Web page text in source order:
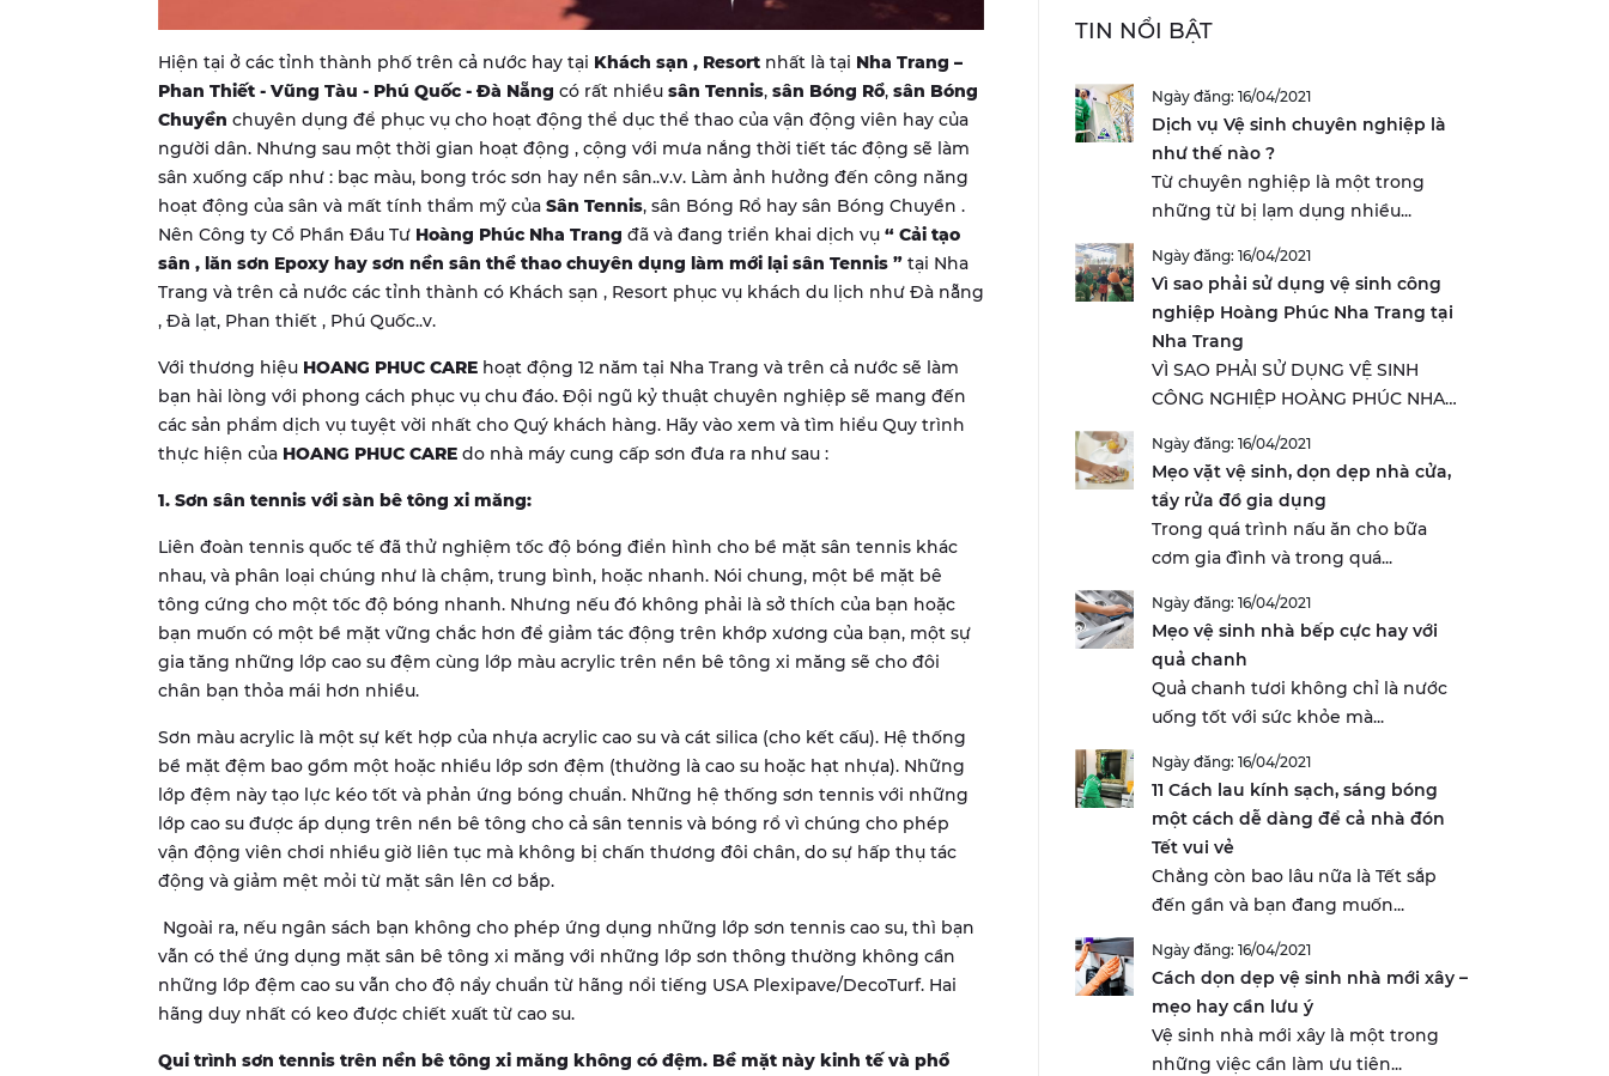
Hiện tại ở các tỉnh thành phố trên cả nước hay tại Khách sạn , Resort nhất là tại Nha Trang –
Phan Thiết - Vũng Tàu - Phú Quốc - Đà Nẵng có rất nhiều sân Tennis, sân Bóng Rổ, sân Bóng
Chuyền chuyên dụng để phục vụ cho hoạt động thể dục thể thao của vận động viên hay của
người dân. Nhưng sau một thời gian hoạt động , cộng với mưa nắng thời tiết tác động sẽ làm
sân xuống cấp như : bạc màu, bong tróc sơn hay nền sân..v.v. Làm ảnh hưởng đến công năng
hoạt động của sân và mất tính thẩm mỹ của Sân Tennis, sân Bóng Rổ hay sân Bóng Chuyền .
Nên Công ty Cổ Phần Đầu Tư Hoàng Phúc Nha Trang đã và đang triển khai dịch vụ “ Cải tạo
sân , lăn sơn Epoxy hay sơn nền sân thể thao chuyên dụng làm mới lại sân Tennis ” tại Nha
Trang và trên cả nước các tỉnh thành có Khách sạn , Resort phục vụ khách du lịch như Đà nẵng
, Đà lạt, Phan thiết , Phú Quốc..v.
Với thương hiệu HOANG PHUC CARE hoạt động 12 năm tại Nha Trang và trên cả nước sẽ làm
bạn hài lòng với phong cách phục vụ chu đáo. Đội ngũ kỷ thuật chuyên nghiệp sẽ mang đến
các sản phẩm dịch vụ tuyệt vời nhất cho Quý khách hàng. Hãy vào xem và tìm hiểu Quy trình
thực hiện của HOANG PHUC CARE do nhà máy cung cấp sơn đưa ra như sau :
1. Sơn sân tennis với sàn bê tông xi măng:
Liên đoàn tennis quốc tế đã thử nghiệm tốc độ bóng điển hình cho bề mặt sân tennis khác
nhau, và phân loại chúng như là chậm, trung bình, hoặc nhanh. Nói chung, một bề mặt bê
tông cứng cho một tốc độ bóng nhanh. Nhưng nếu đó không phải là sở thích của bạn hoặc
bạn muốn có một bề mặt vững chắc hơn để giảm tác động trên khớp xương của bạn, một sự
gia tăng những lớp cao su đệm cùng lớp màu acrylic trên nền bê tông xi măng sẽ cho đôi
chân bạn thỏa mái hơn nhiều.
Sơn màu acrylic là một sự kết hợp của nhựa acrylic cao su và cát silica (cho kết cấu). Hệ thống
bề mặt đệm bao gồm một hoặc nhiều lớp sơn đệm (thường là cao su hoặc hạt nhựa). Những
lớp đệm này tạo lực kéo tốt và phản ứng bóng chuẩn. Những hệ thống sơn tennis với những
lớp cao su được áp dụng trên nền bê tông cho cả sân tennis và bóng rổ vì chúng cho phép
vận động viên chơi nhiều giờ liên tục mà không bị chấn thương đôi chân, do sự hấp thụ tác
động và giảm mệt mỏi từ mặt sân lên cơ bắp.
Ngoài ra, nếu ngân sách bạn không cho phép ứng dụng những lớp sơn tennis cao su, thì bạn
vẫn có thể ứng dụng mặt sân bê tông xi măng với những lớp sơn thông thường không cần
những lớp đệm cao su vẫn cho độ nẩy chuẩn từ hãng nổi tiếng USA Plexipave/DecoTurf. Hai
hãng duy nhất có keo được chiết xuất từ cao su.
Qui trình sơn tennis trên nền bê tông xi măng không có đệm. Bề mặt này kinh tế và phổ
TIN NỔI BẬT
Ngày đăng: 16/04/2021
Dịch vụ Vệ sinh chuyên nghiệp là
như thế nào ?
Từ chuyên nghiệp là một trong
những từ bị lạm dụng nhiều...
Ngày đăng: 16/04/2021
Vì sao phải sử dụng vệ sinh công
nghiệp Hoàng Phúc Nha Trang tại
Nha Trang
VÌ SAO PHẢI SỬ DỤNG VỆ SINH
CÔNG NGHIỆP HOÀNG PHÚC NHA
Ngày đăng: 16/04/2021
Mẹo vặt vệ sinh, dọn dẹp nhà cửa,
tẩy rửa đồ gia dụng
Trong quá trình nấu ăn cho bữa
cơm gia đình và trong quá...
Ngày đăng: 16/04/2021
Mẹo vệ sinh nhà bếp cực hay với
quả chanh
Quả chanh tươi không chỉ là nước
uống tốt với sức khỏe mà...
Ngày đăng: 16/04/2021
11 Cách lau kính sạch, sáng bóng
một cách dễ dàng để cả nhà đón
Tết vui vẻ
Chẳng còn bao lâu nữa là Tết sắp
đến gần và bạn đang muốn...
Ngày đăng: 16/04/2021
Cách dọn dẹp vệ sinh nhà mới xây –
mẹo hay cần lưu ý
Vệ sinh nhà mới xây là một trong
những việc cần làm ưu tiên...